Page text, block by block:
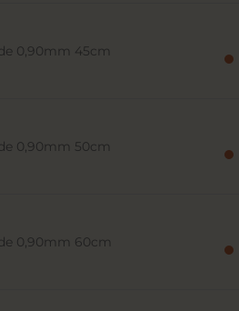
0,90mm 45cm
0,90mm 50cm
0,90mm 60cm